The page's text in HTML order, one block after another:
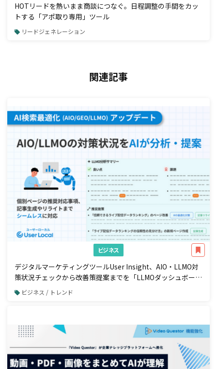
HOTリードを熱いまま商談につなぐ。日程調整の手間をカッ
トする「アポ取り専用」ツール
リードジェネレーション
関連記事
ビジネス
デジタルマーケティングツールUser Insight、AIO・LLMO対
策状況チェックから改善策提案までを「LLMOダッシュボー
ド」で一元管理
ビジネス / トレンド